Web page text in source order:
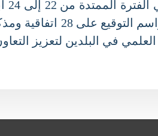
أشرفا على مراسم
في البلدين لتعزيز